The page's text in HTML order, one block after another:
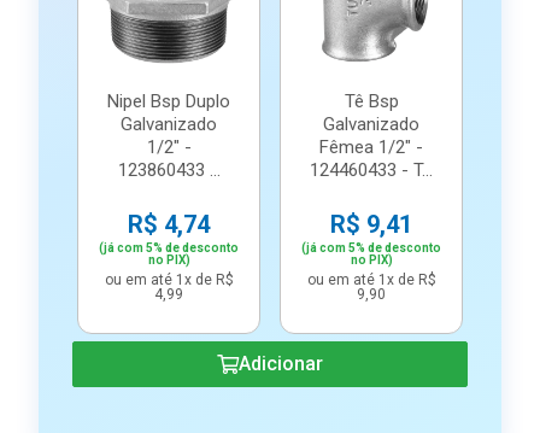
Nipel Bsp Duplo
Galvanizado
1/2" -
123860433 ...
R$ 4,74
(já com 5% de desconto
no PIX)
ou em até 1x de R$
4,99
Tê Bsp
Galvanizado
Fêmea 1/2" -
124460433 - T...
R$ 9,41
(já com 5% de desconto
no PIX)
ou em até 1x de R$
9,90
Adicionar